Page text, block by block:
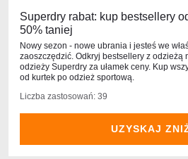
Superdry rabat: kup bestsellery
50% taniej
Nowy sezon - nowe ubrania i jesteś we
zaoszczędzić. Odkryj bestsellery z odzieżą
odzieży Superdry za ułamek ceny. Kup
od kurtek po odzież sportową.
Liczba zastosowań: 39
UZYSKAJ